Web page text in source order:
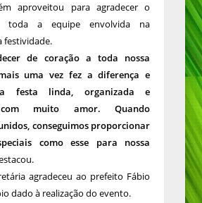
aproveitou para agradecer o
toda a equipe envolvida na
festividade.
de coração a toda nossa
uma vez fez a diferença e
festa linda, organizada e
muito amor. Quando
conseguimos proporcionar
como esse para nossa
agradeceu ao prefeito Fábio
dado à realização do evento.